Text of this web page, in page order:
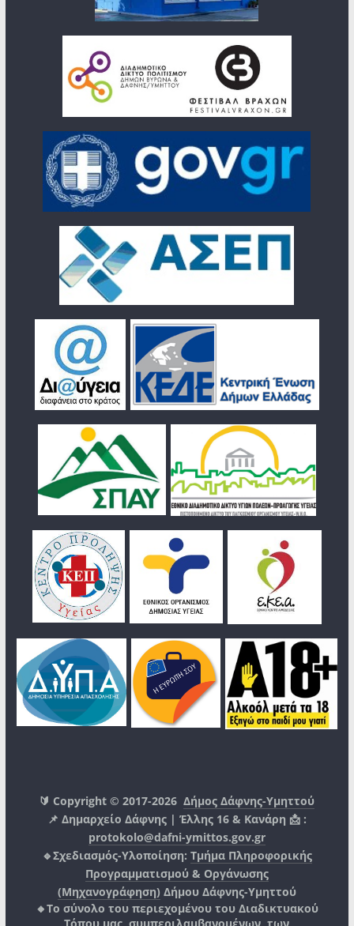
🔰 Copyright © 2017-2026Δήμος Δάφνης-Υμηττού
📌 Δημαρχείο Δάφνης | Έλλης 16 & Κανάρη 📩 :
protokolo@dafni-ymittos.gov.gr
🔹Σχεδιασμός-Υλοποίηση: Τμήμα Πληροφορικής
Προγραμματισμού & Οργάνωσης
(Μηχανογράφηση) Δήμου Δάφνης-Υμηττού
🔸Το σύνολο του περιεχομένου του Διαδικτυακού
Τόπου μας, συμπεριλαμβανομένων, των